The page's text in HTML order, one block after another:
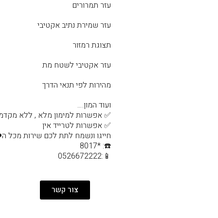
עזר תמרורים
עזר שמירת נתיב אקטיבי
תצוגת רמזור
עזר אקטיבי לשטח מת
מהירות לפי תנאי הדרך
ועוד המון….
✅ אפשרות למימון מלא , ללא
✅ אפשרות לטרייד אין
חייגו ונשמח לתת לכם שירות מכל
☎️: *8017
📱:0526672222
צור קשר